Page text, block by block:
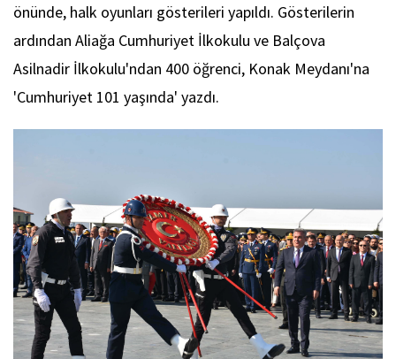
önünde, halk oyunları gösterileri yapıldı. Gösterilerin
ardından Aliağa Cumhuriyet İlkokulu ve Balçova
Asilnadir İlkokulu'ndan 400 öğrenci, Konak Meydanı'na
'Cumhuriyet 101 yaşında' yazdı.